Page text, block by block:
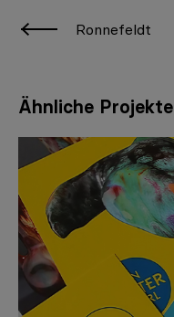
Ronnefeldt
Ähnliche Projekte